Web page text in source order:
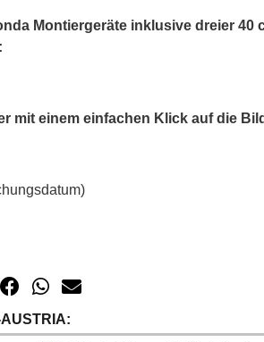
Montiergeräte inklusive dreier 40
mit einem einfachen Klick auf die